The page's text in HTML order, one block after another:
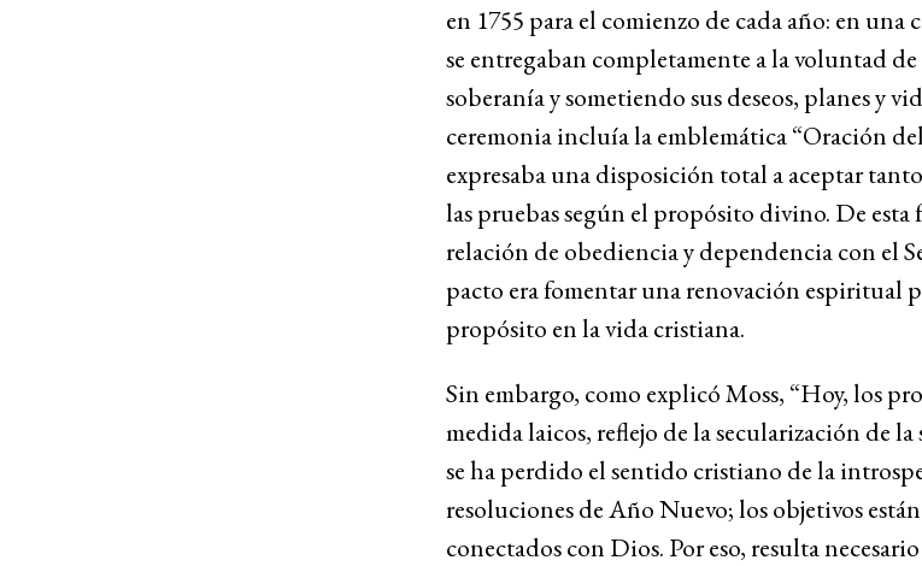
en 1755 para el comienzo de cada año: en una
se entregaban completamente a la voluntad
soberanía y sometiendo sus deseos, planes y
ceremonia incluía la emblemática “Oración
expresaba una disposición total a aceptar
las pruebas según el propósito divino. De esta
relación de obediencia y dependencia con el
pacto era fomentar una renovación espiritual
propósito en la vida cristiana.
Sin embargo, como explicó Moss, “Hoy, los
medida laicos, reflejo de la secularización de la
se ha perdido el sentido cristiano de la
resoluciones de Año Nuevo; los objetivos están
conectados con Dios. Por eso, resulta